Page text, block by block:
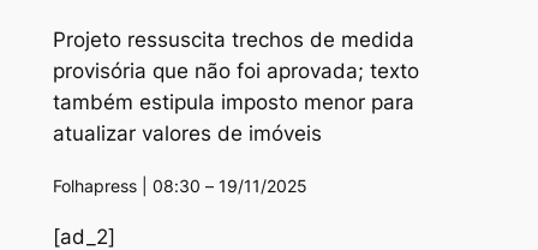
Projeto ressuscita trechos de medida
provisória que não foi aprovada; texto
também estipula imposto menor para
atualizar valores de imóveis
Folhapress | 08:30 – 19/11/2025
[ad_2]